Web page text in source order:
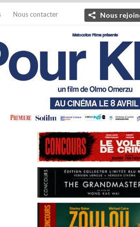
Nous contacter Nous